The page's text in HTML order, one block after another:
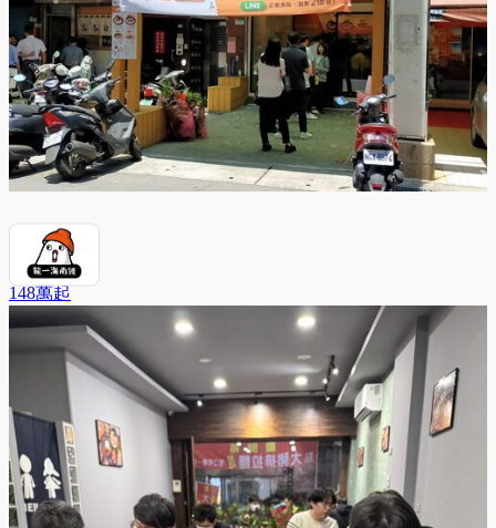
龍一海南雞
148萬起